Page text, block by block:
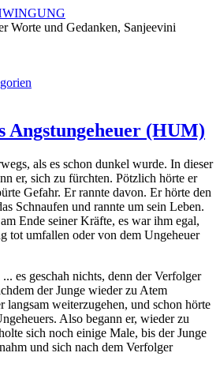
Worte und Gedanken, Sanjeevini
Angstungeheuer (HUM)
als es schon dunkel wurde. In dieser
er, sich zu fürchten. Pötzlich hörte er
Gefahr. Er rannte davon. Er hörte den
Schnaufen und rannte um sein Leben.
Ende seiner Kräfte, es war ihm egal,
tot umfallen oder von dem Ungeheuer
es geschah nichts, denn der Verfolger
der Junge wieder zu Atem
langsam weiterzugehen, und schon hörte
Also begann er, wieder zu
sich noch einige Male, bis der Junge
und sich nach dem Verfolger